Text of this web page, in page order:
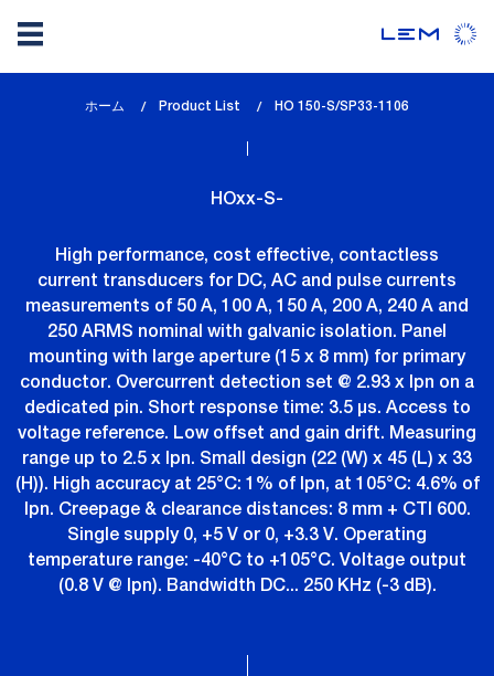
ホーム Product List
lem_current_page
HO 150-S/SP33-1106
HOxx-S-
High performance, cost effective, contactless
current transducers for DC, AC and pulse currents
measurements of 50 A, 100 A, 150 A, 200 A, 240 A and
250 ARMS nominal with galvanic isolation. Panel
mounting with large aperture (15 x 8 mm) for primary
conductor. Overcurrent detection set @ 2.93 x Ipn on a
dedicated pin. Short response time: 3.5 µs. Access to
voltage reference. Low offset and gain drift. Measuring
range up to 2.5 x Ipn. Small design (22 (W) x 45 (L) x 33
(H)). High accuracy at 25°C: 1% of Ipn, at 105°C: 4.6% of
Ipn. Creepage & clearance distances: 8 mm + CTI 600.
Single supply 0, +5 V or 0, +3.3 V. Operating
temperature range: -40°C to +105°C. Voltage output
(0.8 V @ Ipn). Bandwidth DC... 250 KHz (-3 dB).